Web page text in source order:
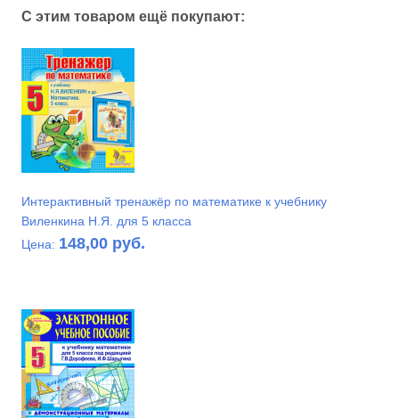
С этим товаром ещё покупают:
Интерактивный тренажёр по математике к учебнику
Виленкина Н.Я. для 5 класса
Цена: 148,00 руб.